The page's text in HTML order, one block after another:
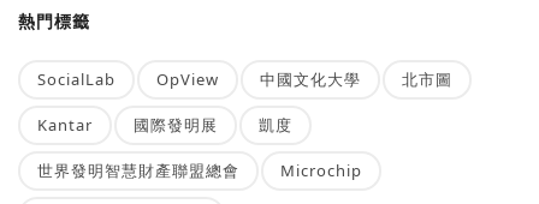
熱門標籤
SocialLab OpView 中國文化大學 北市圖
Kantar 國際發明展 凱度
世界發明智慧財產聯盟總會 Microchip